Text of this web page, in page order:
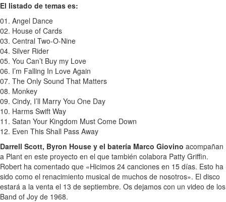
El listado de temas es:
01. Angel Dance
02. House of Cards
03. Central Two-O-Nine
04. Silver Rider
05. You Can’t Buy my Love
06. I’m Falling In Love Again
07. The Only Sound That Matters
08. Monkey
09. Cindy, I’ll Marry You One Day
10. Harms Swift Way
11. Satan Your Kingdom Must Come Down
12. Even This Shall Pass Away
Darrell Scott, Byron House y el batería Marco Giovino acompañan
a Plant en este proyecto en el que también colabora Patty Griffin.
Robert ha comentado que «Hicimos 24 canciones en 15 días. Esto ha
sido como el renacimiento musical de muchos de nosotros». El disco
estará a la venta el 13 de septiembre. Os dejamos con un video de los
Band of Joy de 1968.